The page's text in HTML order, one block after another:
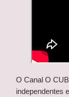
O Canal O
independentes